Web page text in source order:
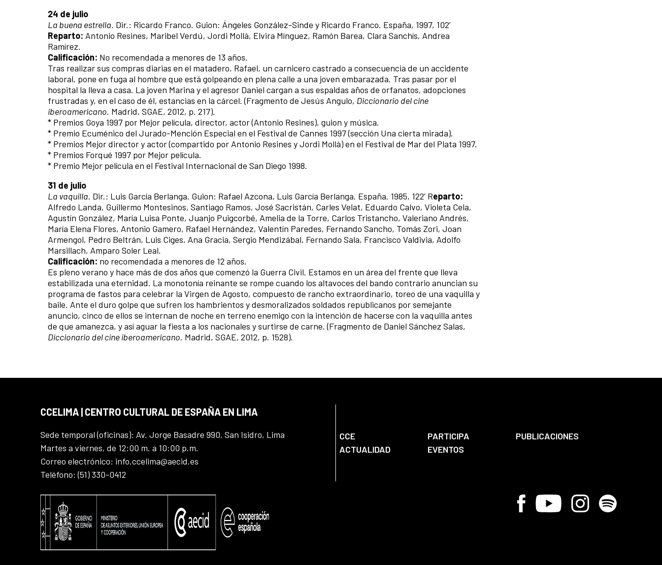
24 de julio
La buena estrella. Dir.: Ricardo Franco. Guion: Ángeles González-Sinde y Ricardo Franco. España, 1997, 102’
Reparto: Antonio Resines, Maribel Verdú, Jordi Mollà, Elvira Mínguez, Ramón Barea, Clara Sanchís, Andrea
Ramírez.
Calificación: No recomendada a menores de 13 años.
Tras realizar sus compras diarias en el matadero, Rafael, un carnicero castrado a consecuencia de un accidente
laboral, pone en fuga al hombre que está golpeando en plena calle a una joven embarazada. Tras pasar por el
hospital la lleva a casa. La joven Marina y el agresor Daniel cargan a sus espaldas años de orfanatos, adopciones
frustradas y, en el caso de él, estancias en la cárcel. (Fragmento de Jesús Angulo, Diccionario del cine
iberoamericano. Madrid, SGAE, 2012, p. 217).
* Premios Goya 1997 por Mejor película, director, actor (Antonio Resines), guion y música.
* Premio Ecuménico del Jurado-Mención Especial en el Festival de Cannes 1997 (sección Una cierta mirada).
* Premios Mejor director y actor (compartido por Antonio Resines y Jordi Mollà) en el Festival de Mar del Plata 1997.
* Premios Forqué 1997 por Mejor película.
* Premio Mejor película en el Festival Internacional de San Diego 1998.
31 de julio
La vaquilla. Dir.: Luis García Berlanga. Guion: Rafael Azcona, Luis García Berlanga. España. 1985, 122’ Reparto:
Alfredo Landa, Guillermo Montesinos, Santiago Ramos, José Sacristán, Carles Velat, Eduardo Calvo, Violeta Cela,
Agustín González, María Luisa Ponte, Juanjo Puigcorbé, Amelia de la Torre, Carlos Tristancho, Valeriano Andrés,
María Elena Flores, Antonio Gamero, Rafael Hernández, Valentín Paredes, Fernando Sancho, Tomás Zori, Joan
Armengol, Pedro Beltrán, Luis Ciges, Ana Gracia, Sergio Mendizábal, Fernando Sala, Francisco Valdivia, Adolfo
Marsillach, Amparo Soler Leal.
Calificación: no recomendada a menores de 12 años.
Es pleno verano y hace más de dos años que comenzó la Guerra Civil. Estamos en un área del frente que lleva
estabilizada una eternidad. La monotonía reinante se rompe cuando los altavoces del bando contrario anuncian su
programa de fastos para celebrar la Virgen de Agosto, compuesto de rancho extraordinario, toreo de una vaquilla y
baile. Ante el duro golpe que sufren los hambrientos y desmoralizados soldados republicanos por semejante
anuncio, cinco de ellos se internan de noche en terreno enemigo con la intención de hacerse con la vaquilla antes
de que amanezca, y así aguar la fiesta a los nacionales y surtirse de carne. (Fragmento de Daniel Sánchez Salas,
Diccionario del cine iberoamericano. Madrid, SGAE, 2012, p. 1528).
CCELIMA | CENTRO CULTURAL DE ESPAÑA EN LIMA
Sede temporal (oficinas): Av. Jorge Basadre 990, San Isidro, Lima
Martes a viernes, de 12:00 m. a 10:00 p.m.
Correo electrónico: info.ccelima@aecid.es
Teléfono: (51) 330-0412
CCE PARTICIPA
PUBLICACIONES
ACTUALIDAD
EVENTOS
Facebook
Youtube InstagramSpotify